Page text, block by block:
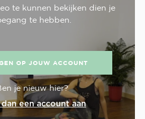
te kunnen bekijken dien je
te hebben.
OP JOUW ACCOUNT
je nieuw hier?
dan een account aan